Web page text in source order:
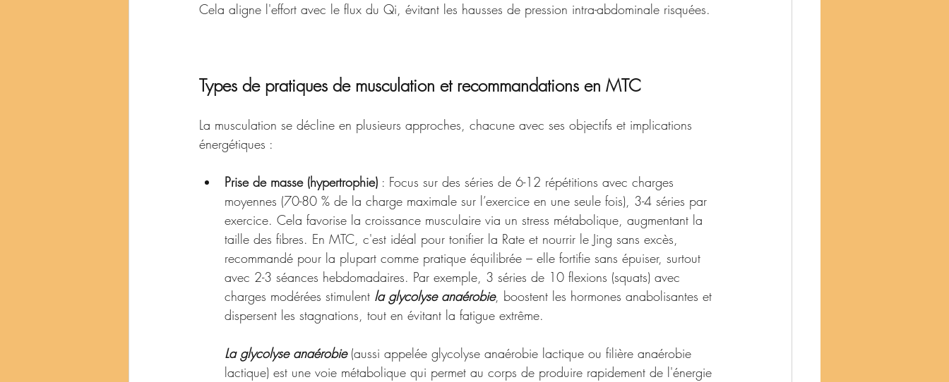
Cela aligne l'effort avec le flux du Qi, évitant les hausses de pression intra-abdominale risquées.
Types de pratiques de musculation et recommandations en MTC
La musculation se décline en plusieurs approches, chacune avec ses objectifs et implications
énergétiques :
Prise de masse (hypertrophie) : Focus sur des séries de 6-12 répétitions avec charges
moyennes (70-80 % de la charge maximale sur l’exercice en une seule fois), 3-4 séries par
exercice. Cela favorise la croissance musculaire via un stress métabolique, augmentant la
taille des fibres. En MTC, c'est idéal pour tonifier la Rate et nourrir le Jing sans excès,
recommandé pour la plupart comme pratique équilibrée – elle fortifie sans épuiser, surtout
avec 2-3 séances hebdomadaires. Par exemple, 3 séries de 10 flexions (squats) avec
charges modérées stimulent la glycolyse anaérobie, boostent les hormones anabolisantes et
dispersent les stagnations, tout en évitant la fatigue extrême.
La glycolyse anaérobie (aussi appelée glycolyse anaérobie lactique ou filière anaérobie
lactique) est une voie métabolique qui permet au corps de produire rapidement de l'énergie